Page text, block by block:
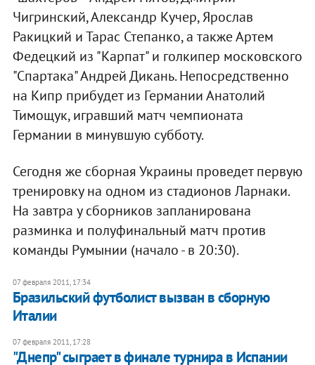
Чигринский, Александр Кучер, Ярослав
Ракицкий и Тарас Степанко, а также Артем
Федецкий из "Карпат" и голкипер московского
"Спартака" Андрей Дикань. Непосредственно
на Кипр прибудет из Германии Анатолий
Тимощук, игравший матч чемпионата
Германии в минувшую субботу.
Сегодня же сборная Украины проведет первую
тренировку на одном из стадионов Ларнаки.
На завтра у сборников запланирована
разминка и полуфинальный матч против
команды Румынии (начало - в 20:30).
07 февраля 2011, 17:34
Бразильский футболист вызван в сборную
Италии
07 февраля 2011, 17:28
"Днепр" сыграет в финале турнира в Испании